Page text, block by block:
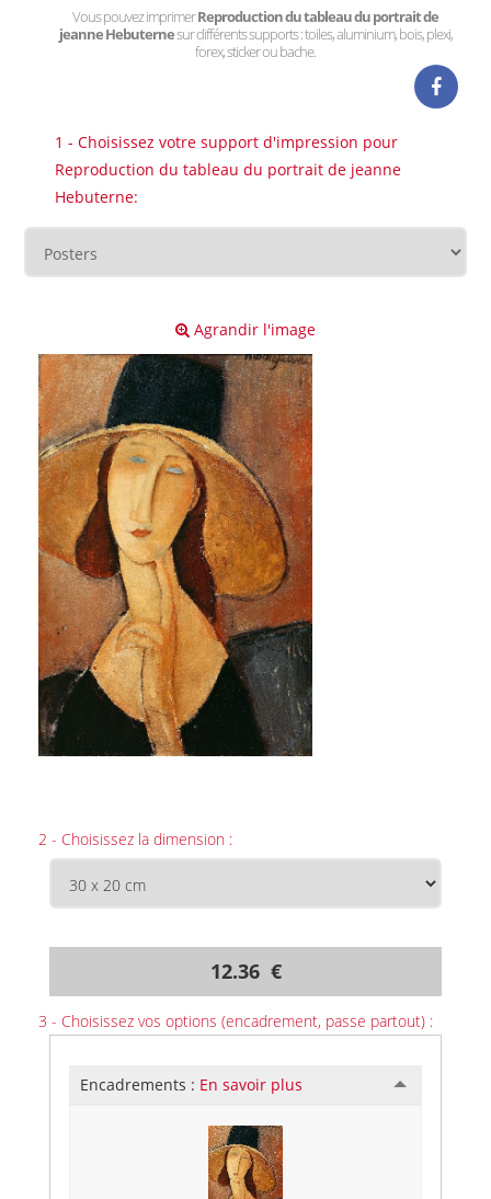
Vous pouvez imprimerReproduction du tableau du portrait de
jeanne Hebuternesur différents supports : toiles, aluminium, bois, plexi,
forex, sticker ou bache.
1 - Choisissez votre support d'impression pour
Reproduction du tableau du portrait de jeanne
Hebuterne:
Agrandir l'image
2 - Choisissez la dimension :
12.36 €
3 - Choisissez vos options (encadrement, passe partout) :
Encadrements : En savoir plus